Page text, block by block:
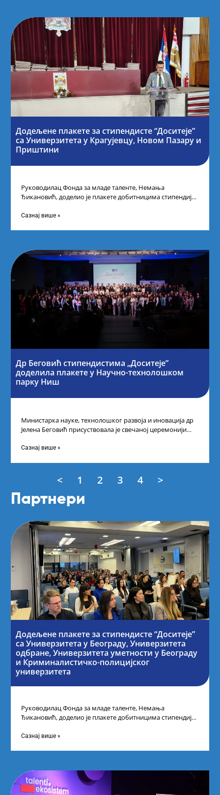
Додељене плакете за стипендисте “Доситеје”
са Универзитета у Крагујевцу, Новом Пазару и
Приштини
Руководилац Фонда за младе таленте, Немања
Ђикановић, доделио је плакете добитницима стипендије
Сазнај више »
Др Беговић стипендистима „Доситеје”
доделила плакете у Научно-технолошком
парку Ниш
Министарка науке, технолошког развоја и иновација др
Јелена Беговић присуствовала је свечаној церемонији
„Доситеја” Фонда
Сазнај више »
< 1 2 3 4 >
Партнери
Додељене плакете за стипендисте “Доситеје”
са Универзитета у Београду, Универзитета
одбране, Универзитета уметности у Београду
и Криминалистичко-полицијског
универзитета
Руководилац Фонда за младе таленте, Немања
Ђикановић, доделио је плакете добитницима стипендије
технолошком парку
Сазнај више »